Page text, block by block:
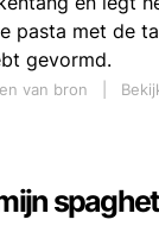
pasta met de
gevormd.
van bron